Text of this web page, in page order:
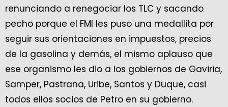
renunciando a renegociar los TLC y sacando
pecho porque el FMI les puso una medallita por
seguir sus orientaciones en impuestos, precios
de la gasolina y demás, el mismo aplauso que
ese organismo les dio a los gobiernos de Gaviria,
Samper, Pastrana, Uribe, Santos y Duque, casi
todos ellos socios de Petro en su gobierno.